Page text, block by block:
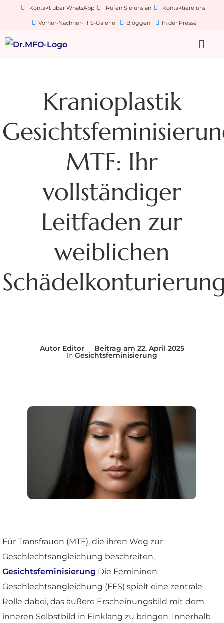
Kontakt über WhatsApp Rufen Sie uns an Kontaktiere uns
Vorher-Nachher-FFS-Galerie Bloggen In der Presse
Kranioplastik
MTF: Ihr
vollständiger
Leitfaden zur
weiblichen
AutorEditor Beitrag am 22. April 2025
In Gesichtsfeminisierung
Für Transfrauen (MTF), die ihren Weg zur
Geschlechtsangleichung beschreiten,
Gesichtsfeminisierung Die Femininen
Geschlechtsangleichung (FFS) spielt eine zentrale
Rolle dabei, das äußere Erscheinungsbild mit dem
inneren Selbstbild in Einklang zu bringen. Innerhalb